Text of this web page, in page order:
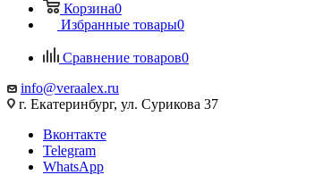
Корзина0
Избранные товары0
Сравнение товаров0
info@veraalex.ru
г. Екатеринбург, ул. Сурикова 37
Вконтакте
Telegram
WhatsApp